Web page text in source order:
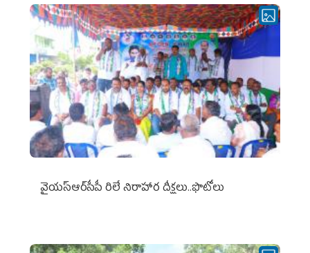
వైయ‌స్ఆర్‌సీపీ రిలే నిరాహార దీక్షలు..ఫొటోలు